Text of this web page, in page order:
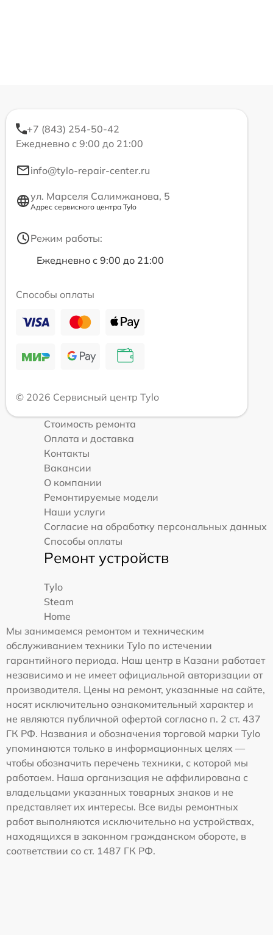
+7 (843) 254-50-42
Ежедневно с 9:00 до 21:00
info@tylo-repair-center.ru
ул. Марселя Салимжанова, 5
Адрес сервисного центра Tylo
Режим работы:
Ежедневно с 9:00 до 21:00
Способы оплаты
© 2026 Сервисный центр Tylo
Стоимость ремонта
Оплата и доставка
Контакты
Вакансии
О компании
Ремонтируемые модели
Наши услуги
Согласие на обработку персональных данных
Способы оплаты
Ремонт устройств
Tylo
Steam
Home
Мы занимаемся ремонтом и техническим
обслуживанием техники Tylo по истечении
гарантийного периода. Наш центр в Казани работает
независимо и не имеет официальной авторизации от
производителя. Цены на ремонт, указанные на сайте,
носят исключительно ознакомительный характер и
не являются публичной офертой согласно п. 2 ст. 437
ГК РФ. Названия и обозначения торговой марки Tylo
упоминаются только в информационных целях —
чтобы обозначить перечень техники, с которой мы
работаем. Наша организация не аффилирована с
владельцами указанных товарных знаков и не
представляет их интересы. Все виды ремонтных
работ выполняются исключительно на устройствах,
находящихся в законном гражданском обороте, в
соответствии со ст. 1487 ГК РФ.